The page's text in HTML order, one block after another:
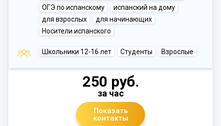
ОГЭ по испанскому
испанский на дому
для взрослых
для начинающих
Носители испанского
Школьники 12-16 лет Студенты Взрослые
250 руб.
за час
Показать
контакты